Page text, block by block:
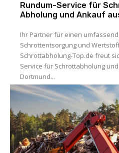
Rundum-Service für
Abholung und Ankauf
Ihr Partner für einen
Schrottentsorgung und
Schrottabholung-Top.de freut
Service für Schrottabholung
Dortmund...